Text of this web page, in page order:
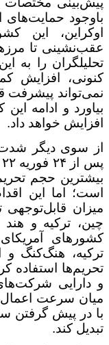
باوجود حمایت‌های
اوکراین، این
تحلیلگران را به
کنونی، افزایش
نمی‌تواند پیشرفت
بیاورد و ادامه
افزایش خواهد داد.
از سوی دیگر
بیشترین حجم
است؛ اما این
میزان قابل‌توجهی
چین، ترکیه و
کشورهای
ترکیه، هنگ‌کنگ و
تحریم‌ها استفاده
و دارایی
میان سرعت اعمال
با در پیش گرفتن
تبدیل کند.